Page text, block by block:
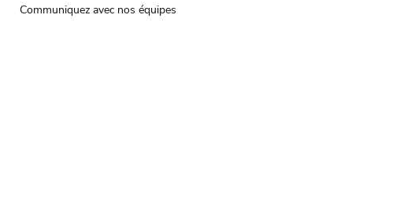
Communiquez avec nos équipes